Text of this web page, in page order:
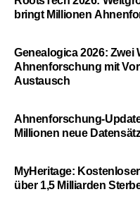
bringt Millionen
Genealogica 2026: Zwei
Ahnenforschung mit
Austausch
Ahnenforschung-
Millionen neue
MyHeritage:
über 1,5 Milliarden